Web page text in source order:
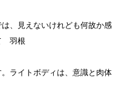
、見えないけれども何故か感
羽根
ライトボディは、意識と肉体